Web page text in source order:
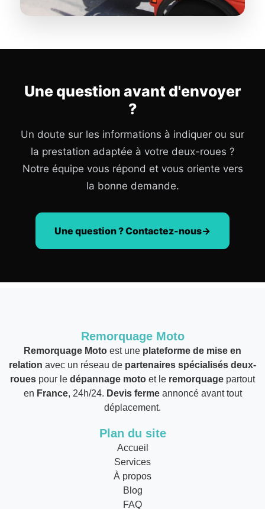
Une question avant d'envoyer
?
Un doute sur les informations à indiquer ou sur
la prestation adaptée à votre deux-roues ?
Notre équipe vous répond et vous oriente vers
la bonne demande.
Une question ? Contactez-nous
Remorquage Moto
Remorquage Moto est une plateforme de mise en
relation avec un réseau de partenaires spécialisés deux-
roues pour le dépannage moto et le remorquage partout
en France, 24h/24. Devis fermeannoncé avant tout
déplacement.
Plan du site
Accueil
Services
À propos
Blog
FAQ